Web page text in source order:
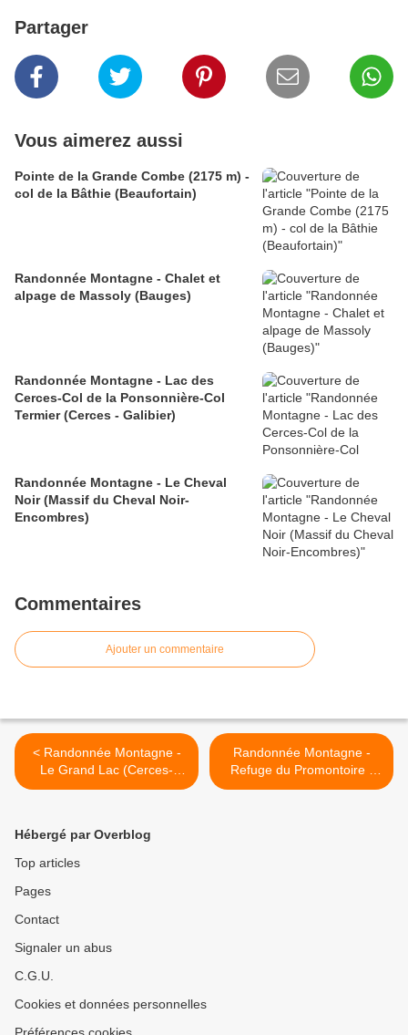
Partager
Vous aimerez aussi
Pointe de la Grande Combe (2175 m) -
col de la Bâthie (Beaufortain)
Randonnée Montagne - Chalet et
alpage de Massoly (Bauges)
Randonnée Montagne - Lac des
Cerces-Col de la Ponsonnière-Col
Termier (Cerces - Galibier)
Randonnée Montagne - Le Cheval
Noir (Massif du Cheval Noir-
Encombres)
Commentaires
Ajouter un commentaire
< Randonnée Montagne -
Le Grand Lac (Cerces-
Ecrins)
Randonnée Montagne -
Refuge du Promontoire -
Brêche de la Meije >
Hébergé par Overblog
Top articles
Pages
Contact
Signaler un abus
C.G.U.
Cookies et données personnelles